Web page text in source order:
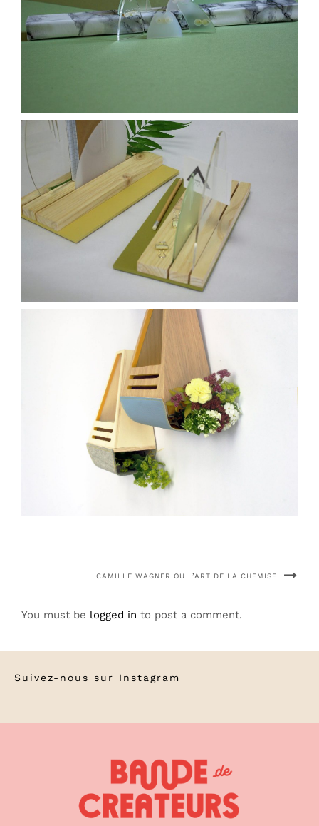
CAMILLE WAGNER OU L’ART DE LA CHEMISE
You must be logged in to post a comment.
Suivez-nous sur Instagram